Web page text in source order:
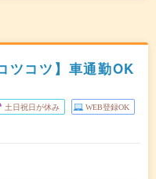
ツコツ】車通勤OK
土日祝日が休み WEB登録OK